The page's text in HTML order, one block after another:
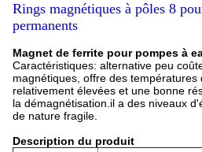
Rings magnétiques à pôles 8
permanents
Magnet de ferrite pour pompes à
Caractéristiques: alternative peu
magnétiques, offre des températures
relativement élevées et une bonne
la démagnétisation.il a des niveaux
de nature fragile.
Description du produit